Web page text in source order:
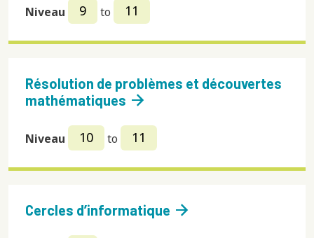
Niveau 9 to 11
Résolution de problèmes et découvertes
mathématiques arrow_forward
Niveau 10 to 11
Cercles d’informatique arrow_forward